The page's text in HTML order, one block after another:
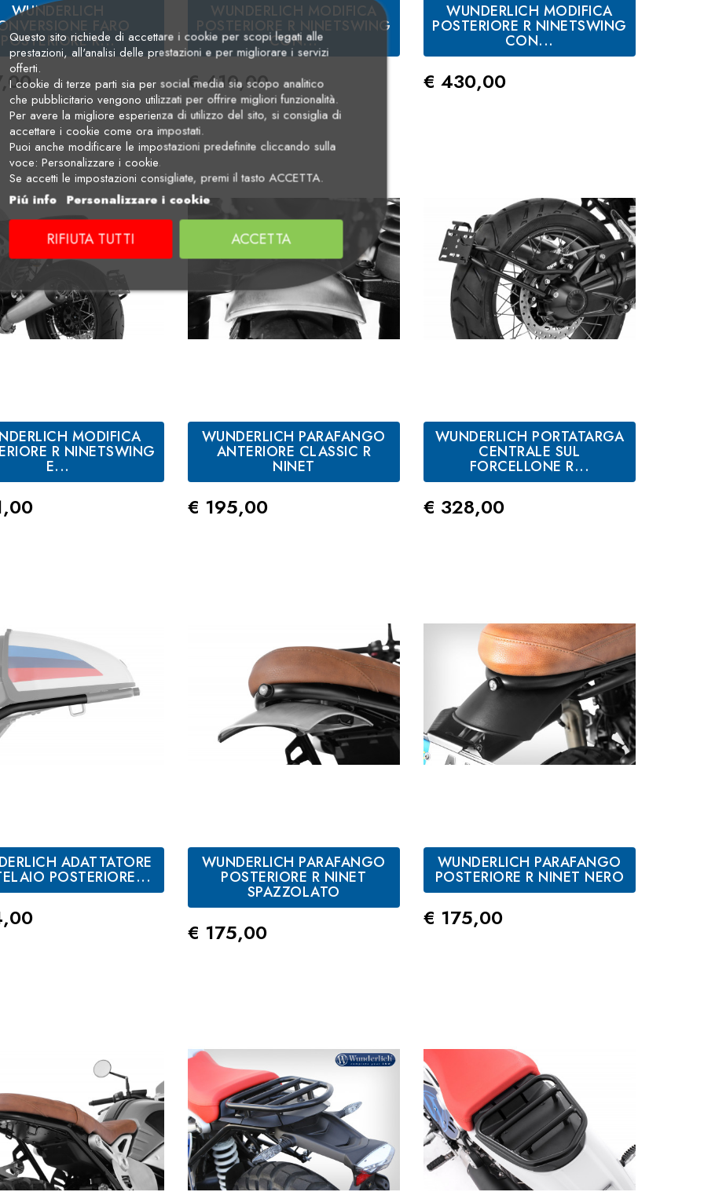
WUNDERLICH
FARO
POSTERIORE R...
WUNDERLICH MODIFICA
POSTERIORE R NINETSWING
CON...
Prezzo
€ 410,00
WUNDERLICH MODIFICA
POSTERIORE R NINETSWING
CON...
Prezzo
€ 430,00
MODIFICA
R NINETSWING
E...
WUNDERLICH PARAFANGO
ANTERIORE CLASSIC R
NINET
Prezzo
€ 195,00
WUNDERLICH PORTATARGA
CENTRALE SUL
FORCELLONE R...
Prezzo
€ 328,00
ADATTATORE
POSTERIORE...
WUNDERLICH PARAFANGO
POSTERIORE R NINET
SPAZZOLATO
Prezzo
€ 175,00
WUNDERLICH PARAFANGO
POSTERIORE R NINET NERO
Prezzo
€ 175,00
Questo sito richiede di accettare i cookie per scopi legati alle
prestazioni, all'analisi delle prestazioni e per migliorare i servizi
offerti.
I cookie di terze parti sia per social media sia scopo analitico
che pubblicitario vengono utilizzati per offrire migliori funzionalità.
Per avere la migliore esperienza di utilizzo del sito, si consiglia di
accettare i cookie come ora impostati.
Puoi anche modificare le impostazioni predefinite cliccando sulla
voce: Personalizzare i cookie.
Se accetti le impostazioni consigliate, premi il tasto ACCETTA.
Piú info Personalizzare i cookie
RIFIUTA TUTTI ACCETTA